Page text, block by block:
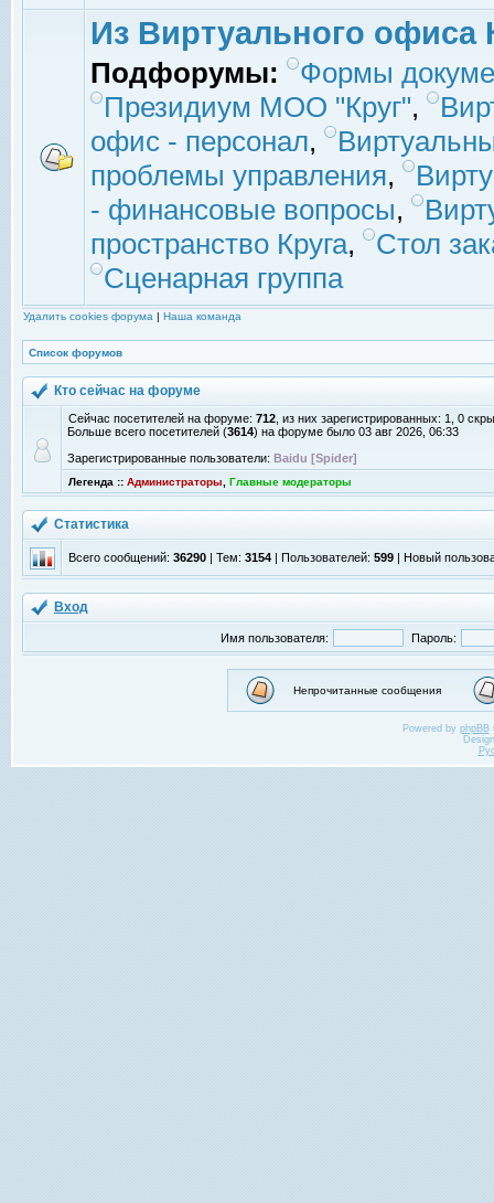
Из Виртуального офиса
Подфорумы:
Формы
Президиум МОО "Круг",
офис - персонал,
проблемы управления,
- финансовые вопросы,
пространство Круга,
Стол
Сценарная группа
Удалить cookies форума | Наша команда
Список форумов
Кто сейчас на форуме
Сейчас посетителей на форуме: 712 , из них зарегистрированных: 1, 0
Больше всего посетителей (3614) на форуме было 03 авг 2026, 06:33
Зарегистрированные пользователи: Baidu [Spider]
Легенда :: Администраторы Главные модераторы
Статистика
Всего сообщений: 36290 | Тем: 3154 | Пользователей: 599 | Новый
Вход
Имя пользователя: Пароль:
Непрочитанные сообщения
Powered by phpBB